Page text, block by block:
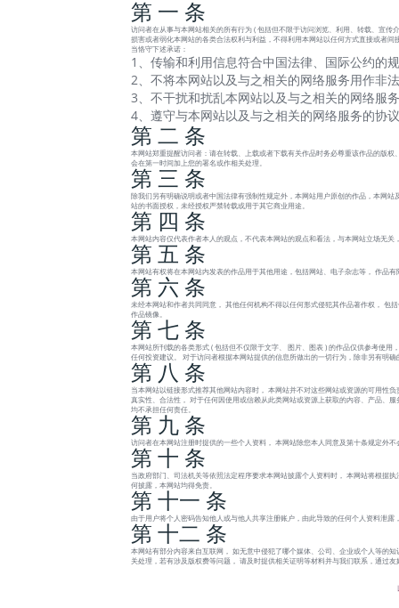
第 一 条
访问者在从事与本网站相关的所有行为 ( 包括但不限于访问浏览、利用、转载、宣传
损害或者弱化本网站的各类合法权利与利益，不得利用本网站以任何方式直接或者
当恪守下述承诺：
1、传输和利用信息符合中国法律、国际公约的
2、不将本网站以及与之相关的网络服务用作非
3、不干扰和扰乱本网站以及与之相关的网络服
4、遵守与本网站以及与之相关的网络服务的协
第 二 条
本网站郑重提醒访问者：请在转载、上载或者下载有关作品时务必尊重该作品的版
会在第一时间加上您的署名或作相关处理。
第 三 条
除我们另有明确说明或者中国法律有强制性规定外，本网站用户原创的作品，本网
站的书面授权，未经授权严禁转载或用于其它商业用途。
第 四 条
本网站内容仅代表作者本人的观点，不代表本网站的观点和看法，与本网站立场无关
第 五 条
本网站有权将在本网站内发表的作品用于其他用途，包括网站、电子杂志等， 作品
第 六 条
未经本网站和作者共同同意， 其他任何机构不得以任何形式侵犯其作品著作权， 包
作品镜像。
第 七 条
本网站所刊载的各类形式 ( 包括但不仅限于文字、 图片、图表 ) 的作品仅供参考使
任何投资建议。 对于访问者根据本网站提供的信息所做出的一切行为，除非另有明
第 八 条
当本网站以链接形式推荐其他网站内容时， 本网站并不对这些网站或资源的可用性
真实性、合法性， 对于任何因使用或信赖从此类网站或资源上获取的内容、产品、
均不承担任何责任。
第 九 条
访问者在本网站注册时提供的一些个人资料， 本网站除您本人同意及第十条规定外
第 十 条
当政府部门、司法机关等依照法定程序要求本网站披露个人资料时， 本网站将根据
何披露，本网站均得免责。
第 十一 条
由于用户将个人密码告知他人或与他人共享注册账户，由此导致的任何个人资料泄露
第 十二 条
本网站有部分内容来自互联网， 如无意中侵犯了哪个媒体、公司、企业或个人等的
关处理，若有涉及版权费等问题， 请及时提供相关证明等材料并与我们联系，通过